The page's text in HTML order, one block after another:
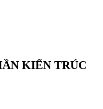
KIẾN TRÚC